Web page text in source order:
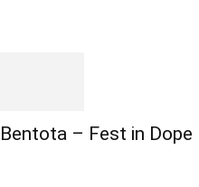
Bentota – Fest in Dope